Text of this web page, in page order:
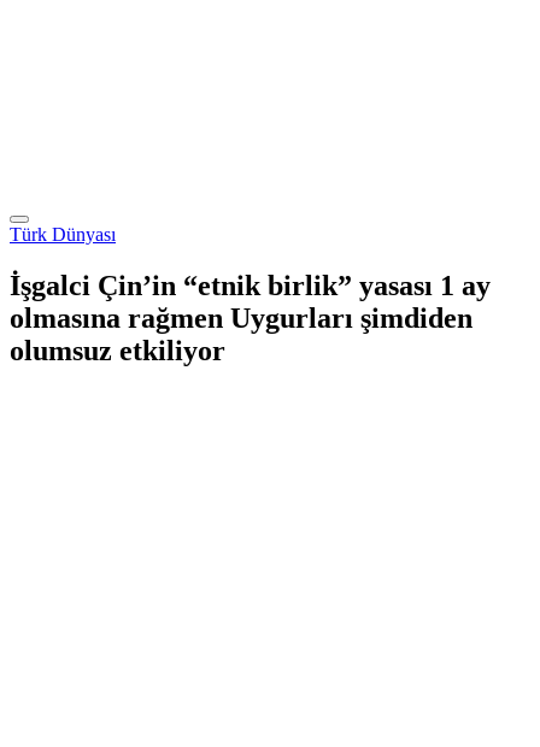
Türk Dünyası
İşgalci Çin’in “etnik birlik” yasası 1 ay
olmasına rağmen Uygurları şimdiden
olumsuz etkiliyor